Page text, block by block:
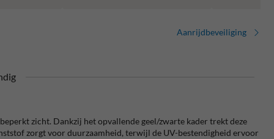
Aanrijdbeveiliging
zicht. Dankzij het opvallende geel/zwarte kader trekt deze
zorgt voor duurzaamheid, terwijl de UV-bestendigheid ervoor